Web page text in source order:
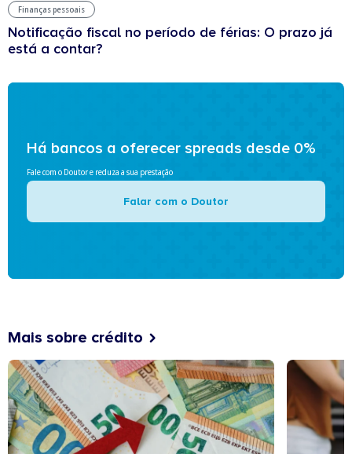
Finanças pessoais
Notificação fiscal no período de férias: O prazo já
está a contar?
Há bancos a oferecer spreads desde 0%
Fale com o Doutor e reduza a sua prestação
Falar com o Doutor
Mais sobre crédito